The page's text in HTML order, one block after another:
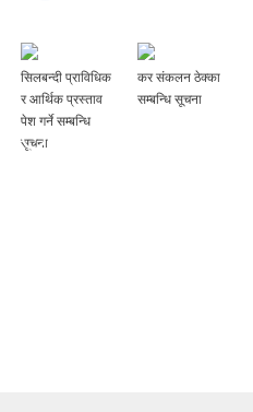
सिलबन्दी प्राविधिक
र आर्थिक प्रस्ताव
पेश गर्ने सम्बन्धि
सूचना
कर संकलन ठेक्का
सम्बन्धि सूचना